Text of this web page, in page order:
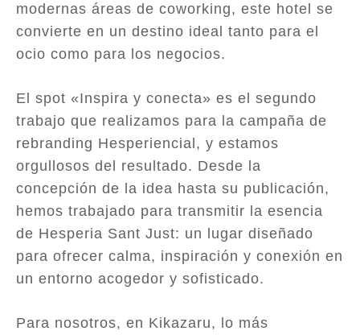
modernas áreas de coworking, este hotel se
convierte en un destino ideal tanto para el
ocio como para los negocios.
El spot «Inspira y conecta» es el segundo
trabajo que realizamos para la campaña de
rebranding Hesperiencial, y estamos
orgullosos del resultado. Desde la
concepción de la idea hasta su publicación,
hemos trabajado para transmitir la esencia
de Hesperia Sant Just: un lugar diseñado
para ofrecer calma, inspiración y conexión en
un entorno acogedor y sofisticado.
Para nosotros, en Kikazaru, lo más